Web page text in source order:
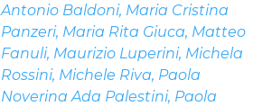
Antonio Baldoni, Maria Cristina
Panzeri, Maria Rita Giuca, Matteo
Fanuli, Maurizio Luperini, Michela
Rossini, Michele Riva, Paola
Noverina Ada Palestini, Paola